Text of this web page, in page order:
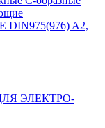
A2,
ЭЛЕКТРО-